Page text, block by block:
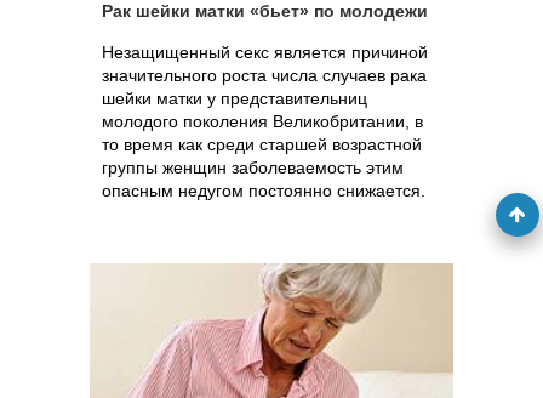
Рак шейки матки «бьет» по молодежи
Незащищенный секс является причиной
значительного роста числа случаев рака
шейки матки у представительниц
молодого поколения Великобритании, в
то время как среди старшей возрастной
группы женщин заболеваемость этим
опасным недугом постоянно снижается.